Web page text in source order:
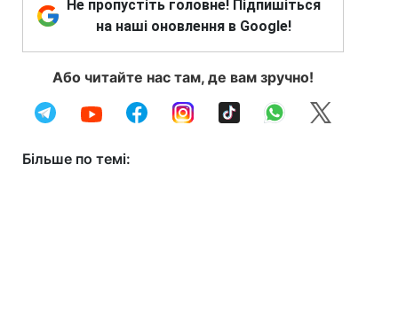
Не пропустіть головне! Підпишіться
на наші оновлення в Google!
Або читайте нас там, де вам зручно!
Більше по темі: